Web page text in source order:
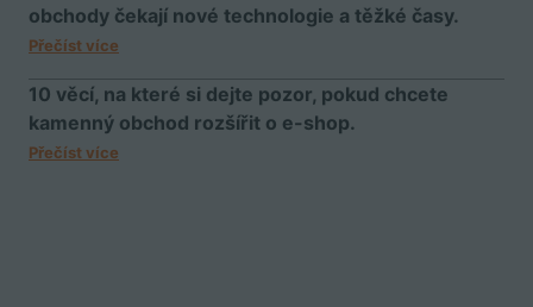
obchody čekají nové technologie a těžké časy.
Přečíst více
10 věcí, na které si dejte pozor, pokud chcete
kamenný obchod rozšířit o e-shop.
Přečíst více